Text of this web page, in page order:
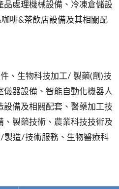
品處理機械設備、冷凍倉儲設
啡&茶飲店設備及其相關配
、生物科技加工/ 製藥(劑)技
器設備、智能自動化機器人
設備及相關配套、醫藥加工技
、製藥技術、農業科技技術及
製造/技術服務、生物醫療科